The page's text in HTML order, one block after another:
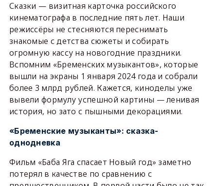
Сказки — визитная карточка российского
кинематографа в последние пять лет. Наши
режиссёры не стесняются переснимать
знакомые с детства сюжеты и собирать
огромную кассу на новогодние праздники.
Вспомним «Бременских музыкантов», которые
вышли на экраны 1 января 2024 года и собрали
более 3 млрд рублей. Кажется, киноделы уже
вывели формулу успешной картины — ленивая
история, но зато с пышными декорациями.
«Бременские музыканты»: сказка-
однодневка
Фильм «Баба Яга спасает Новый год» заметно
потерял в качестве по сравнению с